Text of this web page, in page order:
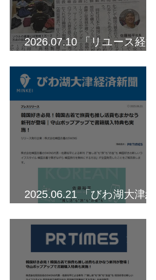
2026.07.10 「リユース経済
2025.06.21 「びわ湖大津経